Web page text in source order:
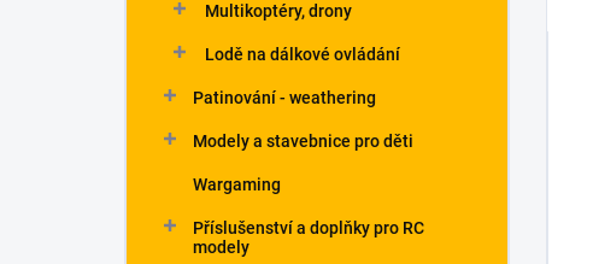
Multikoptéry, drony
Lodě na dálkové ovládání
Patinování - weathering
Modely a stavebnice pro děti
Wargaming
Příslušenství a doplňky pro RC
modely